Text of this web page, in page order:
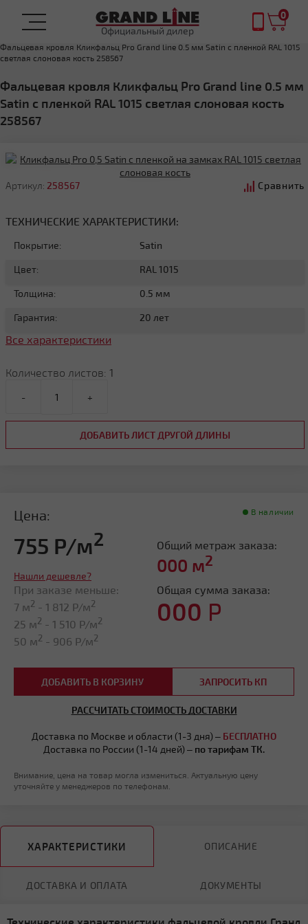
Официальный дилер
0
ФАЛЬЦЕВАЯ КРОВЛЯ
Фальцевая кровля Кликфальц Pro Grand line 0.5 мм Satin с пленкой RAL 1015
светлая слоновая кость 258567
Фальцевая кровля Кликфальц Pro Grand line 0.5 мм
Satin с пленкой RAL 1015 светлая слоновая кость
258567
Артикул: 258567 Сравнить
ТЕХНИЧЕСКИЕ ХАРАКТЕРИСТИКИ:
Покрытие: Satin
Цвет: RAL 1015
Толщина: 0.5 мм
Гарантия: 20 лет
Все характеристики
Количество листов: 1
- +
ДОБАВИТЬ ЛИСТ ДРУГОЙ ДЛИНЫ
Цена:
755 Р/м2
Нашли дешевле?
При заказе меньше:
7 м2 - 1 812 Р/м2
25 м2 - 1 510 Р/м2
50 м2 - 906 Р/м2
В наличии
Общий метраж заказа:
000 м2
Общая сумма заказа:
000 Р
ДОБАВИТЬ В КОРЗИНУ ЗАПРОСИТЬ КП
РАССЧИТАТЬ СТОИМОСТЬ ДОСТАВКИ
Доставка по Москве и области (1-3 дня) – БЕСПЛАТНО
Доставка по России (1-14 дней) – по тарифам ТК.
Внимание, цена на товар могла измениться. Актуальную цену
уточняйте у менеджеров по телефонам.
ХАРАКТЕРИСТИКИ ОПИСАНИЕ
ДОСТАВКА И ОПЛАТА ДОКУМЕНТЫ
Технические характеристики фальцевой кровли Гранд